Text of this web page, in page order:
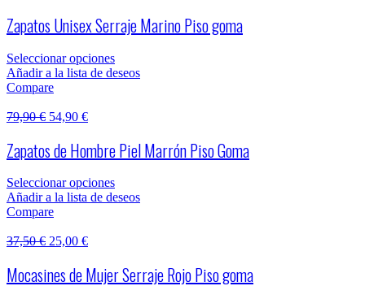
Zapatos Unisex Serraje Marino Piso goma
Seleccionar opciones
Añadir a la lista de deseos
Compare
79,90€ 54,90 €
Zapatos de Hombre Piel Marrón Piso Goma
Seleccionar opciones
Añadir a la lista de deseos
Compare
37,50€ 25,00 €
Mocasines de Mujer Serraje Rojo Piso goma